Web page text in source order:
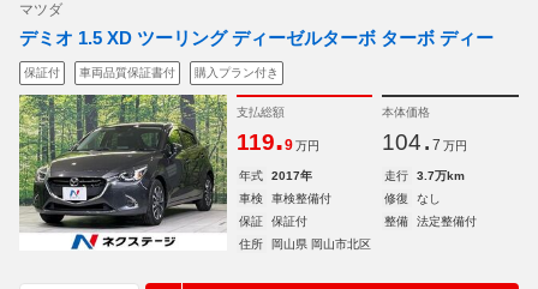
マツダ
デミオ 1.5 XD ツーリング ディーゼルターボ ターボ ディー
保証付 車両品質保証書付 購入プラン付き
支払総額
119.9 万円
本体価格
104. 7 万円
年式 2017年 走行
3.7万km
車検
車検整備付 修復
なし
保証
保証付 整備
法定整備付
住所
岡山県 岡山市北区